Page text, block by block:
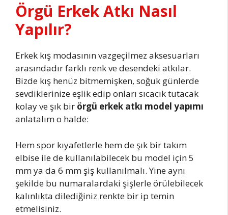
Örgü Erkek Atkı Nasıl
Yapılır?
Erkek kış modasının vazgeçilmez aksesuarları
arasındadır farklı renk ve desendeki atkılar.
Bizde kış henüz bitmemişken, soğuk günlerde
sevdiklerinize eşlik edip onları sıcacık tutacak
kolay ve şık bir örgü erkek atkı model yapımı
anlatalım o halde:
Hem spor kıyafetlerle hem de şık bir takım
elbise ile de kullanılabilecek bu model için 5
mm ya da 6 mm şiş kullanılmalı. Yine aynı
şekilde bu numaralardaki şişlerle örülebilecek
kalınlıkta dilediğiniz renkte bir ip temin
etmelisiniz.